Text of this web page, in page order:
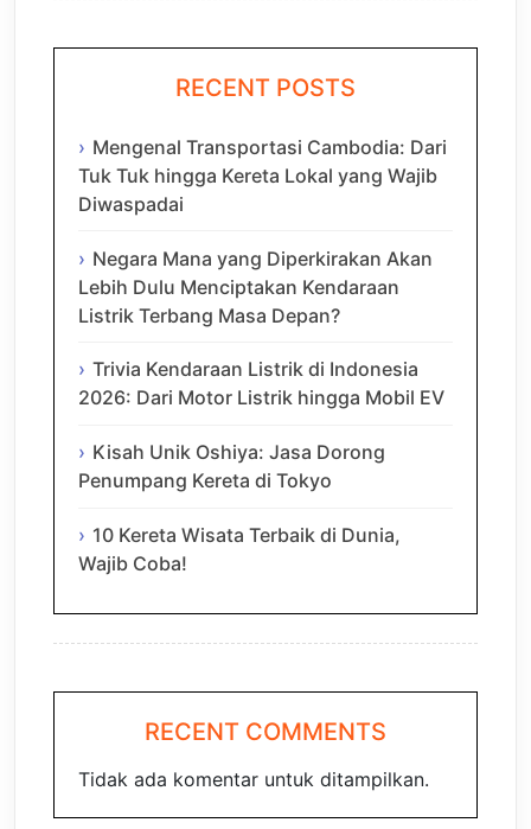
RECENT POSTS
Mengenal Transportasi Cambodia: Dari
Tuk Tuk hingga Kereta Lokal yang Wajib
Diwaspadai
Negara Mana yang Diperkirakan Akan
Lebih Dulu Menciptakan Kendaraan
Listrik Terbang Masa Depan?
Trivia Kendaraan Listrik di Indonesia
2026: Dari Motor Listrik hingga Mobil EV
Kisah Unik Oshiya: Jasa Dorong
Penumpang Kereta di Tokyo
10 Kereta Wisata Terbaik di Dunia,
Wajib Coba!
RECENT COMMENTS
Tidak ada komentar untuk ditampilkan.